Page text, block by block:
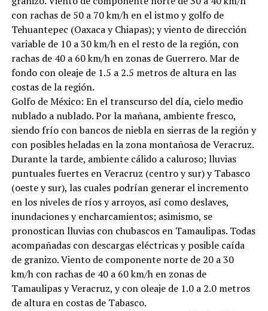
con rachas de 50 a 70 km/h en el istmo y golfo de
Tehuantepec (Oaxaca y Chiapas); y viento de dirección
variable de 10 a 30 km/h en el resto de la región, con
rachas de 40 a 60 km/h en zonas de Guerrero. Mar de
fondo con oleaje de 1.5 a 2.5 metros de altura en las
costas de la región.
Golfo de México: En el transcurso del día, cielo medio
nublado a nublado. Por la mañana, ambiente fresco,
siendo frío con bancos de niebla en sierras de la región y
con posibles heladas en la zona montañosa de Veracruz.
Durante la tarde, ambiente cálido a caluroso; lluvias
puntuales fuertes en Veracruz (centro y sur) y Tabasco
(oeste y sur), las cuales podrían generar el incremento
en los niveles de ríos y arroyos, así como deslaves,
inundaciones y encharcamientos; asimismo, se
pronostican lluvias con chubascos en Tamaulipas. Todas
acompañadas con descargas eléctricas y posible caída
de granizo. Viento de componente norte de 20 a 30
km/h con rachas de 40 a 60 km/h en zonas de
Tamaulipas y Veracruz, y con oleaje de 1.0 a 2.0 metros
de altura en costas de Tabasco.